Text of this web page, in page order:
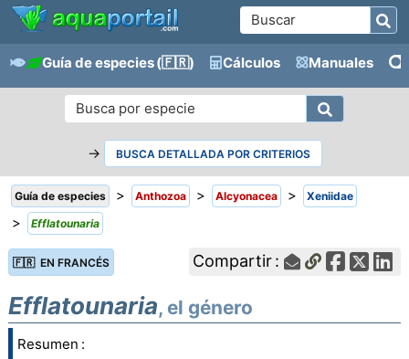
Guía de especies(🇫🇷) Cálculos Manuales
→ BUSCA DETALLADA POR CRITERIOS
Guía de especies > Anthozoa > Alcyonacea > Xeniidae
> Efflatounaria
🇫🇷 EN FRANCÉS Compartir :
Efflatounaria, el género
Resumen :